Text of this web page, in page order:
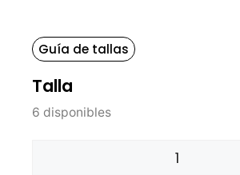
Guía de tallas
Talla
6 disponibles